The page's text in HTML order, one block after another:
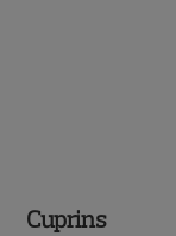
Cuprins